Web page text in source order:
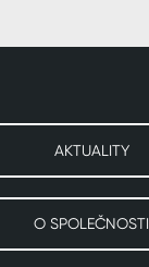
AKTUALITY
O SPOLEČNOSTI